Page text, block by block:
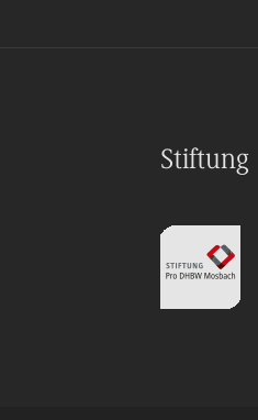
Stiftung